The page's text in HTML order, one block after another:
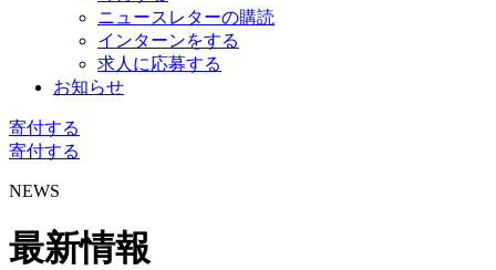
ニュースレターの購読
インターンをする
求人に応募する
お知らせ
寄付する
寄付する
NEWS
最新情報